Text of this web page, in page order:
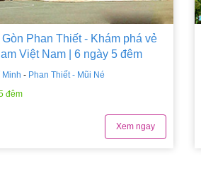
Phan Thiết - Khám phá vẻ
Việt Nam | 6 ngày 5 đêm
Minh - Phan Thiết - Mũi Né
đêm
Xem ngay